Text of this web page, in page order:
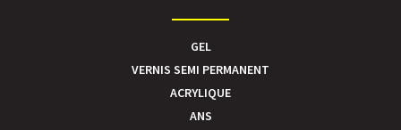
GEL
VERNIS SEMI PERMANENT
ACRYLIQUE
ANS